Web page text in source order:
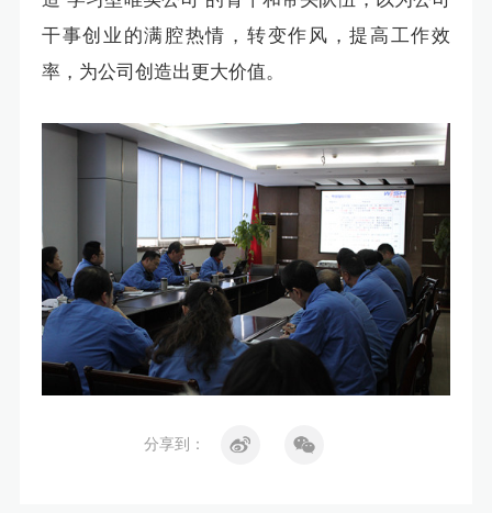
干事创业的满腔热情，转变作风，提高工作效
率，为公司创造出更大价值。
分享到：